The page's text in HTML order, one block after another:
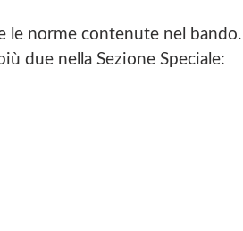
le norme contenute nel bando.
due nella Sezione Speciale: